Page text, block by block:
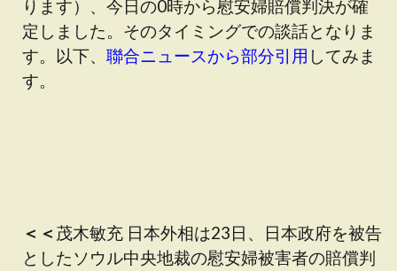
ります）、今日の0時から慰安婦賠償判決が確
定しました。そのタイミングでの談話となりま
す。以下、 聯合ニュースから部分引用 してみま
す。
＜＜ 茂木敏充 日本外相は23日、日本政府を被告
としたソウル中央地裁の慰安婦被害者の賠償判